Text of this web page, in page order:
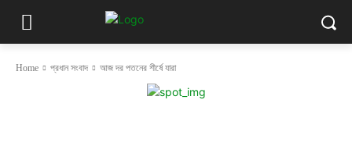
Home প্রধান সংবাদ আজ দর পতনের শীর্ষে যারা